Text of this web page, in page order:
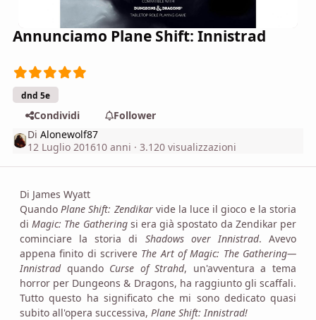
Annunciamo Plane Shift: Innistrad
dnd 5e
Condividi
Follower
DiAlonewolf87
12 Luglio 201610 anni · 3.120 visualizzazioni
Di James Wyatt
QuandoPlane Shift: Zendikarvide la luce il gioco e la storia
diMagic: The Gatheringsi era già spostato da Zendikar per
cominciare la storia di Shadows over Innistrad. Avevo
appena finito di scrivere The Art of Magic: The Gathering—
Innistradquando Curse of Strahd, un'avventura a tema
horror per Dungeons & Dragons, ha raggiunto gli scaffali.
Tutto questo ha significato che mi sono dedicato quasi
subito all'opera successiva, Plane Shift: Innistrad!